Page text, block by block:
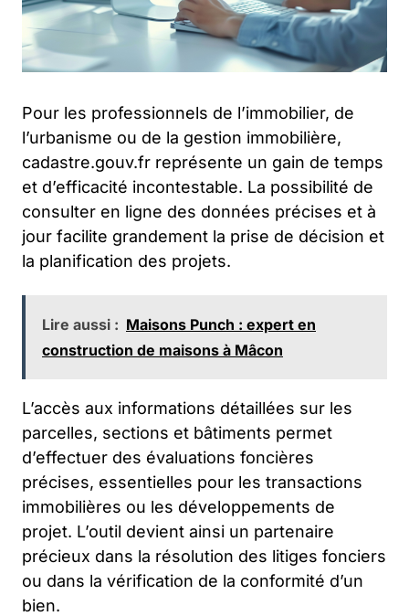
Pour les professionnels de l’immobilier, de
l’urbanisme ou de la gestion immobilière,
cadastre.gouv.fr représente un gain de temps
et d’efficacité incontestable. La possibilité de
consulter en ligne des données précises et à
jour facilite grandement la prise de décision et
la planification des projets.
Lire aussi : Maisons Punch : expert en
construction de maisons à Mâcon
L’accès aux informations détaillées sur les
parcelles, sections et bâtiments permet
d’effectuer des évaluations foncières
précises, essentielles pour les transactions
immobilières ou les développements de
projet. L’outil devient ainsi un partenaire
précieux dans la résolution des litiges fonciers
ou dans la vérification de la conformité d’un
bien.